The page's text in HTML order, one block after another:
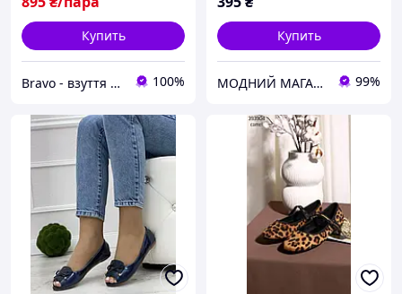
Купить
Bravo - взуття зі знижками! 100%
Купить
МОДНИЙ МАГАЗИН жіноче взуття, сумки, гаманці, біжутерія, купальники, рюкзаки, куртки жіночі 99%